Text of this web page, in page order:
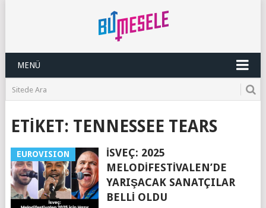
MENÜ
ETIKET: TENNESSEE TEARS
EUROVISION
İSVEÇ: 2025
MELODIFESTIVALEN’DE
YARIŞACAK SANATÇILAR
BELLI OLDU